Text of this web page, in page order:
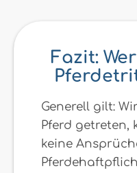
Fazit:
Generell gilt:
Pferd
keine